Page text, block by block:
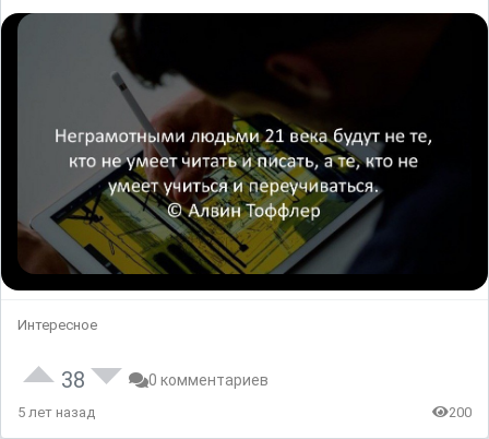
Интересное
38 0 комментариев
5 лет назад 200